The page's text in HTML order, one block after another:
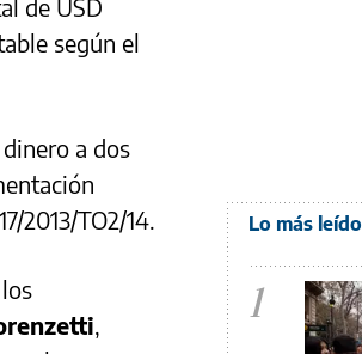
de USD
según el
a dos
2013/TO2/14.
,
Lo más leído
1